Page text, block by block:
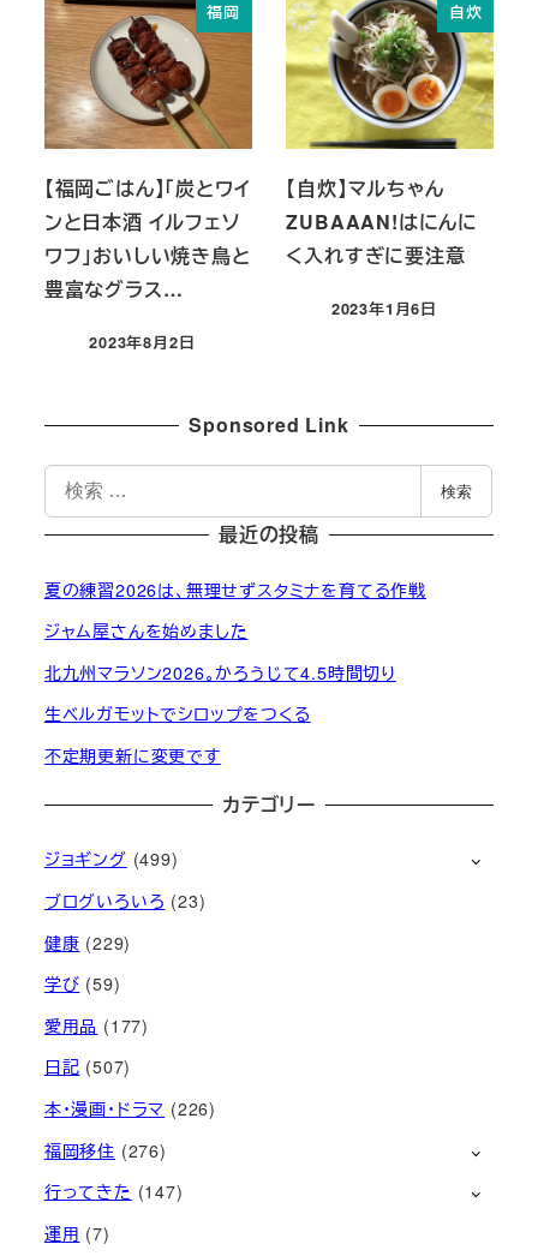
福岡
【福岡ごはん】「炭とワイ
ンと日本酒 イルフェソ
ワフ」おいしい焼き鳥と
豊富なグラス…
投稿日
2023年8月2日
自炊
【自炊】マルちゃん
ZUBAAAN!はにんに
く入れすぎに要注意
投稿日
2023年1月6日
Sponsored Link
索
検索
最近の投稿
夏の練習2026は、無理せずスタミナを育てる作戦
ジャム屋さんを始めました
北九州マラソン2026。かろうじて4.5時間切り
生ベルガモットでシロップをつくる
不定期更新に変更です
カテゴリー
ジョギング (499)
ブログいろいろ (23)
健康 (229)
学び (59)
愛用品 (177)
日記 (507)
本・漫画・ドラマ (226)
福岡移住 (276)
行ってきた (147)
運用 (7)